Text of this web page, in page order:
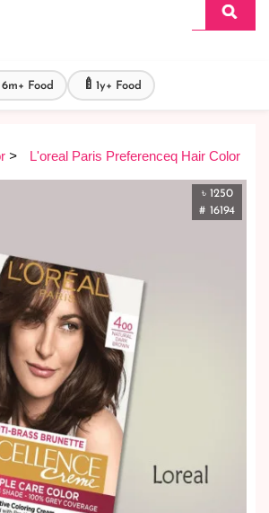
6m+ Food 🍼 1y+ Food
> L'oreal Paris Preferenceq Hair Color
৳ 1250
# 16194